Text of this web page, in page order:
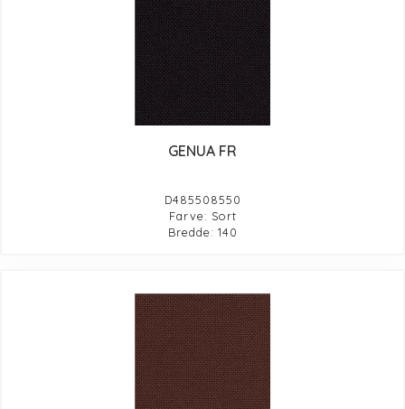
GENUA FR
D485508550
Farve: Sort
Bredde: 140